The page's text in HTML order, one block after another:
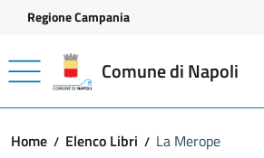
Vai ai contenuti
Vai al footer
Regione Campania
Comune di Napoli
Home Elenco Libri La Merope